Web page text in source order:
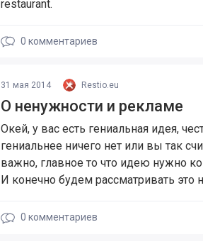
restaurant.
0 комментариев
31 мая 2014 Restio.eu
О ненужности и рекламе
Окей, у вас есть гениальная идея,
гениальнее ничего нет или вы так
важно, главное то что идею нужно
И конечно будем рассматривать это
0 комментариев